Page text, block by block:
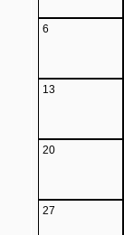
6
13
20
27